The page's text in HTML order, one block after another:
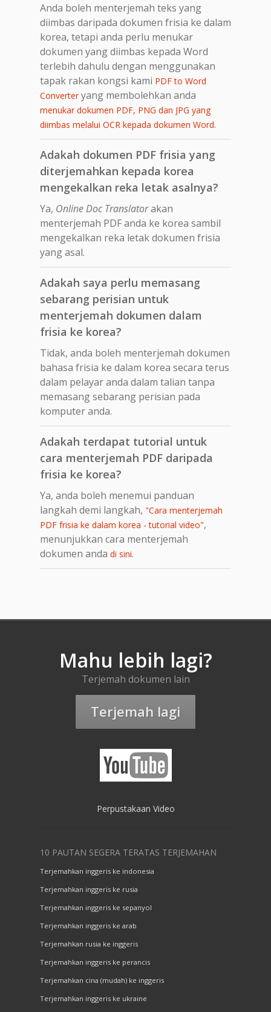
Anda boleh menterjemah teks yang
diimbas daripada dokumen frisia ke dalam
korea, tetapi anda perlu menukar
dokumen yang diimbas kepada Word
terlebih dahulu dengan menggunakan
tapak rakan kongsi kami PDF to Word
Converteryang membolehkan anda
menukar dokumen PDF, PNG dan JPG yang
diimbas melalui OCR kepada dokumen Word.
Adakah dokumen PDF frisia yang
diterjemahkan kepada korea
mengekalkan reka letak asalnya?
Ya, Online Doc Translatorakan
menterjemah PDF anda ke korea sambil
mengekalkan reka letak dokumen frisia
yang asal.
Adakah saya perlu memasang
sebarang perisian untuk
menterjemah dokumen dalam
frisia ke korea?
Tidak, anda boleh menterjemah dokumen
bahasa frisia ke dalam korea secara terus
dalam pelayar anda dalam talian tanpa
memasang sebarang perisian pada
komputer anda.
Adakah terdapat tutorial untuk
cara menterjemah PDF daripada
frisia ke korea?
Ya, anda boleh menemui panduan
langkah demi langkah, "Cara menterjemah
PDF frisia ke dalam korea - tutorial video",
menunjukkan cara menterjemah
dokumen anda di sini.
Mahu lebih lagi?
Terjemah dokumen lain
Terjemah lagi
Perpustakaan Video
10 PAUTAN SEGERA TERATAS TERJEMAHAN
Terjemahkan inggeris ke indonesia
Terjemahkan inggeris ke rusia
Terjemahkan inggeris ke sepanyol
Terjemahkan inggeris ke arab
Terjemahkan rusia ke inggeris
Terjemahkan inggeris ke perancis
Terjemahkan cina (mudah) ke inggeris
Terjemahkan inggeris ke ukraine